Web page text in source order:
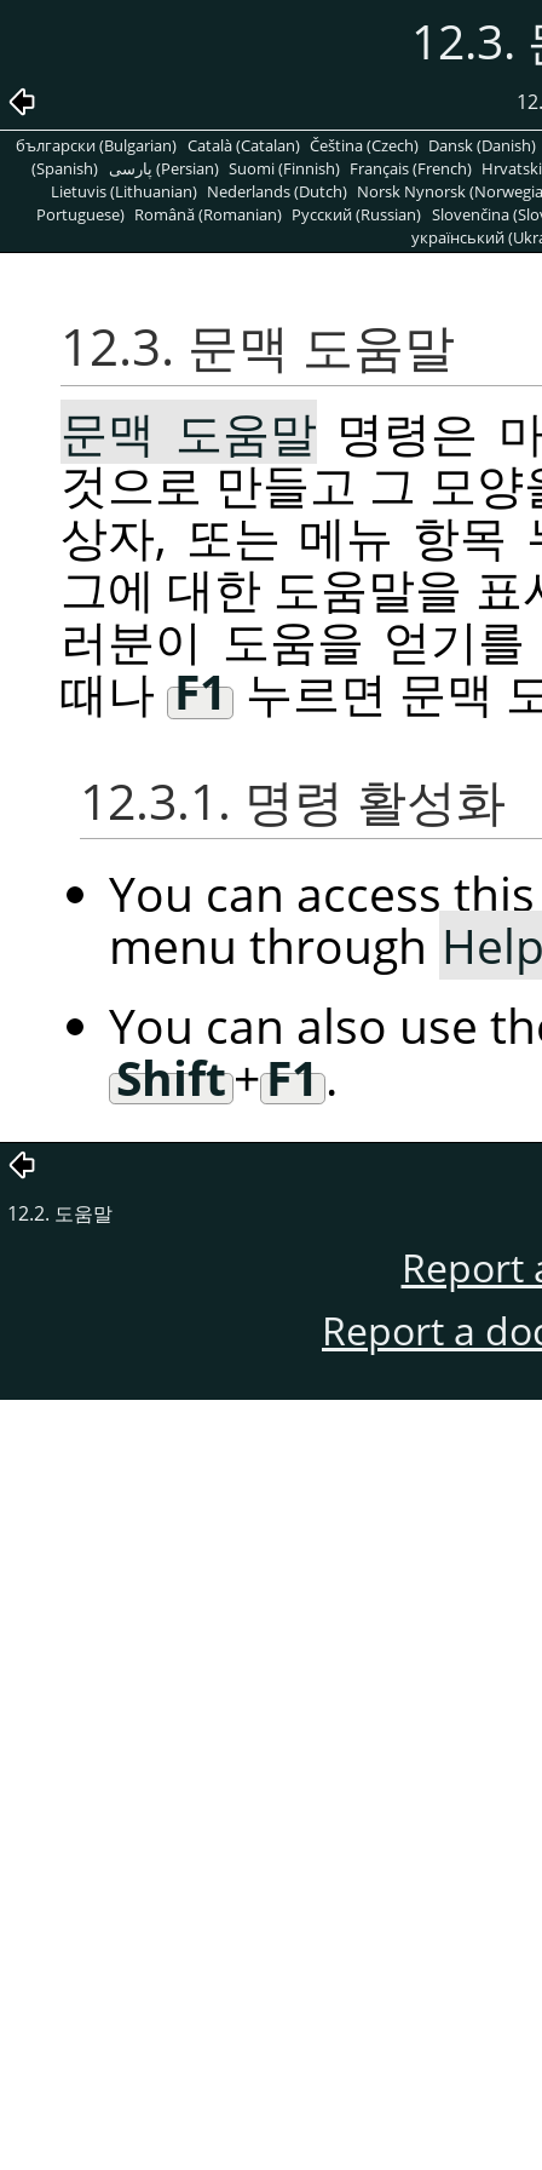
12.3.
български (Bulgarian) Català (Catalan) Čeština (Czech) Dansk (Danish)
(Spanish)
پارسی (Persian) Suomi (Finnish) Français (French)
Lietuvis (Lithuanian) Nederlands (Dutch) Norsk Nynorsk
Portuguese) Română (Romanian) Pусский (Russian) Slovenčina
український
12.3. 문맥 도움말
문맥 도움말 명령은
것으로 만들고 그 모
상자, 또는 메뉴 항목
그에 대한 도움말을
러분이 도움을 얻기
때나 F1누르면 문맥
12.3.1. 명령 활성화
You can access
menu through
You can also use
Shift+F1.
12.2. 도움말
Report
Report a